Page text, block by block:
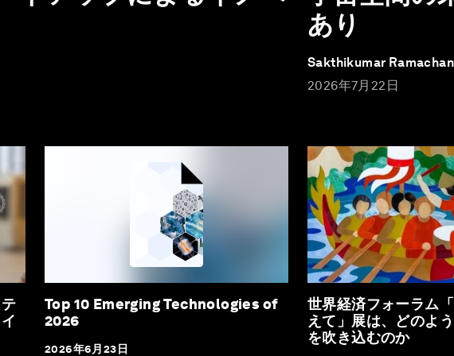
あり
Sakthikumar
2026年7月22日
Top 10 Emerging Technologies of
2026
2026年6月23日
世界経済フォーラム
えて」展は、どのよ
を吹き込むのか